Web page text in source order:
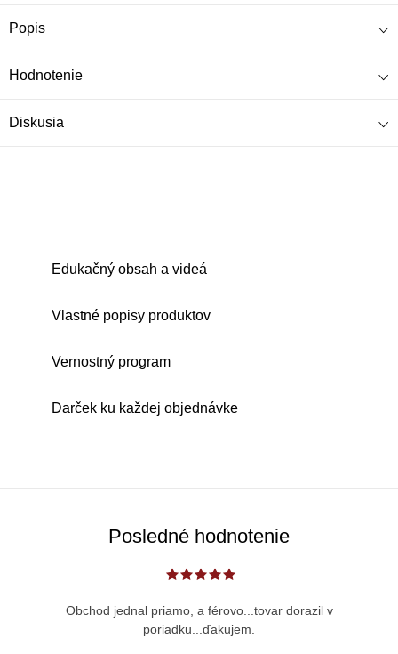
Popis
Hodnotenie
Diskusia
Edukačný obsah a videá
Vlastné popisy produktov
Vernostný program
Darček ku každej objednávke
Posledné hodnotenie
Obchod jednal priamo, a férovo...tovar dorazil v
poriadku...ďakujem.